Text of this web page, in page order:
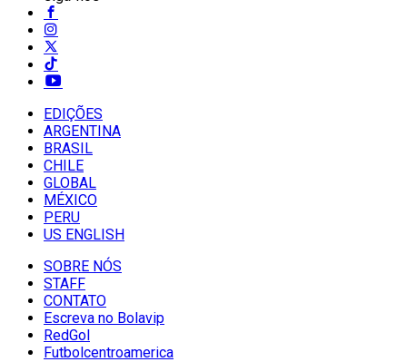
EDIÇÕES
ARGENTINA
BRASIL
CHILE
GLOBAL
MÉXICO
PERU
US ENGLISH
SOBRE NÓS
STAFF
CONTATO
Escreva no Bolavip
RedGol
Futbolcentroamerica